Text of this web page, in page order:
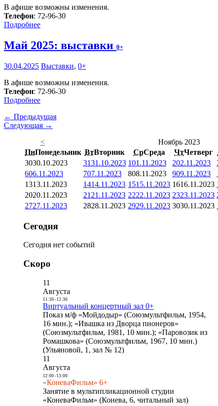
В афише возможны изменения.
Телефон: 72-96-30
Подробнее
Май 2025: выставки 0+
30.04.2025 Выставки, 0+
В афише возможны изменения.
Телефон: 72-96-30
Подробнее
← Предыдущая
Следующая →
<
Ноябрь 2023
ПнПонедельник ВтВторник СрСреда ЧтЧетверг
3030.10.2023 3131.10.2023 101.11.2023 202.11.2023
606.11.2023 707.11.2023 808.11.2023 909.11.2023
1313.11.2023 1414.11.2023 1515.11.2023 1616.11.2023
2020.11.2023 21 21.11.2023 2222.11.2023 2323.11.2023
2727.11.2023 2828.11.2023 2929.11.2023 3030.11.2023
Сегодня
Сегодня нет событий
Скоро
11
Августа
11:30- 12:30
Виртуальный концертный зал 0+
Показ м/ф «Мойдодыр» (Союзмультфильм, 1954,
16 мин.); «Ивашка из Дворца пионеров»
(Союзмультфильм, 1981, 10 мин.); «Паровозик из
Ромашкова» (Союзмультфильм, 1967, 10 мин.)
(Ульяновой, 1, зал № 12)
11
Августа
12:00- 13:00
«КоневаФильм» 6+
Занятие в мультипликационной студии
«КоневаФильм» (Конева, 6, читальный зал)